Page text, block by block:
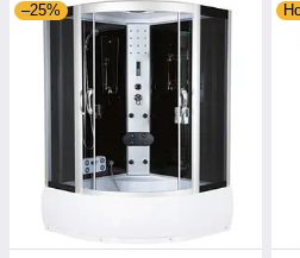
–25%